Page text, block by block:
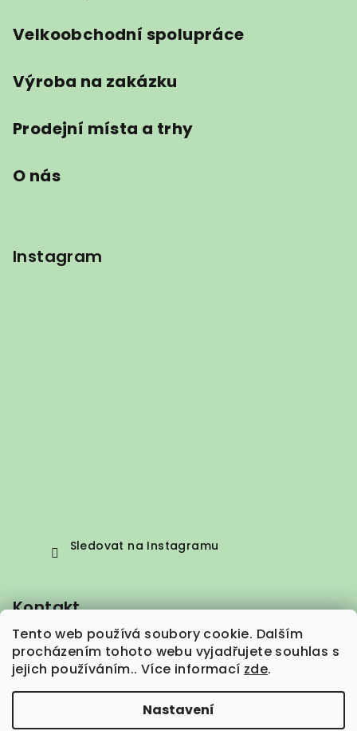
Tento web používá soubory cookie. Dalším
procházením tohoto webu vyjadřujete souhlas s
jejich používáním.. Více informací zde.
Nastavení
Velkoobchodní spolupráce
Výroba na zakázku
Prodejní místa a trhy
O nás
Instagram
Sledovat na Instagramu
Kontakt
@ vepez.cz
+420 776 664 373